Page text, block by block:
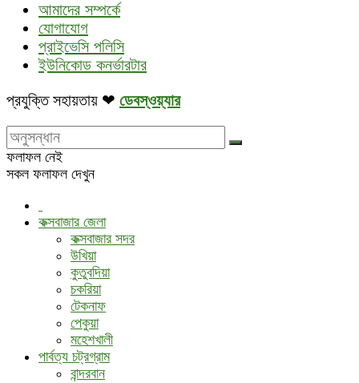
আমাদের সম্পর্কে
যোগাযোগ
প্রাইভেসি পলিসি
ইউনিকোড কনর্ভারটার
প্রযুক্তি সহায়তায় ❤ ডেবস্ওয়্যার
ফলাফল নেই
সকল ফলাফল দেখুন
কক্সবাজার জেলা
কক্সবাজার সদর
উখিয়া
কুতুবদিয়া
চকরিয়া
টেকনাফ
পেকুয়া
মহেশখালী
পার্বত্য চট্রগ্রাম
বান্দরবান